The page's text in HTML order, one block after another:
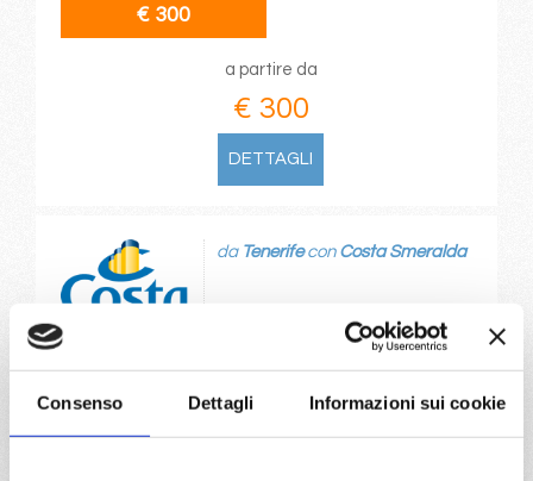
Consenso Dettagli Informazioni sui cookie
€ 300
a partire da
€ 300
DETTAGLI
Isole Canarie
da Tenerifecon Costa Smeralda
Santa Cruz, Funchal, Lanzarote, Las Palmas, St.Cruz de
la Palma, Santa Cruz